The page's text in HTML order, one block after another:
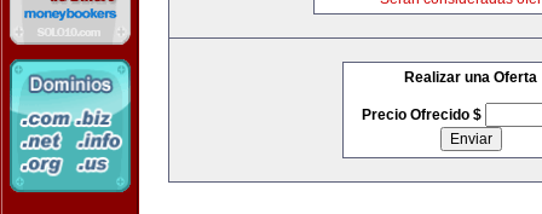
Realizar una Oferta
Precio Ofrecido $